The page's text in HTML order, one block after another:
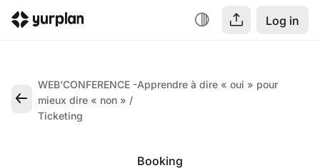
Log in
WEB'CONFERENCE -Apprendre à dire « oui » pour
mieux dire « non »
Ticketing